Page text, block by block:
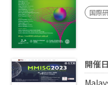
国際
開催